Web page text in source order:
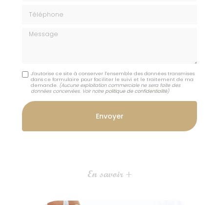
Message
J'autorise ce site à conserver l'ensemble des données transmises
dans ce formulaire pour faciliter le suivi et le traitement de ma
demande. (Aucune exploitation commerciale ne sera faite des
données concervées. Voir notre politique de confidentialité)
En savoir +